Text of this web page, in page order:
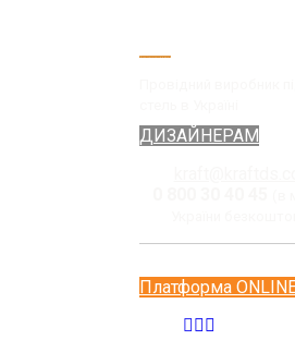
ДИЗАЙНЕРАМ
Платформа